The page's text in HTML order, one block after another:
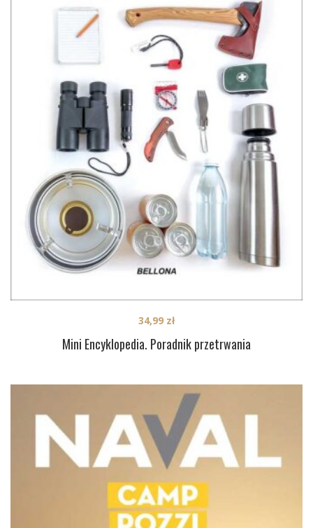
Mini Encyklopedia. Poradnik przetrwania
34,99 zł